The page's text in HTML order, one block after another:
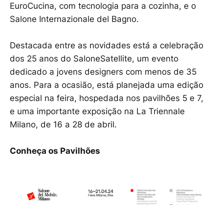
EuroCucina, com tecnologia para a cozinha, e o
Salone Internazionale del Bagno.
Destacada entre as novidades está a celebração
dos 25 anos do SaloneSatellite, um evento
dedicado a jovens designers com menos de 35
anos. Para a ocasião, está planejada uma edição
especial na feira, hospedada nos pavilhões 5 e 7,
e uma importante exposição na La Triennale
Milano, de 16 a 28 de abril.
Conheça os Pavilhões